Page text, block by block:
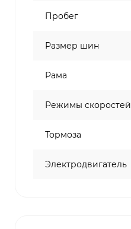
Пробег
Размер шин
Рама
Режимы скоростей
Тормоза
Электродвигатель